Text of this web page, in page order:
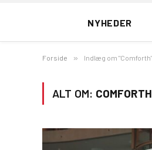
NYHEDER
Forside » Indlæg om "Comforth"
ALT OM: COMFORTH